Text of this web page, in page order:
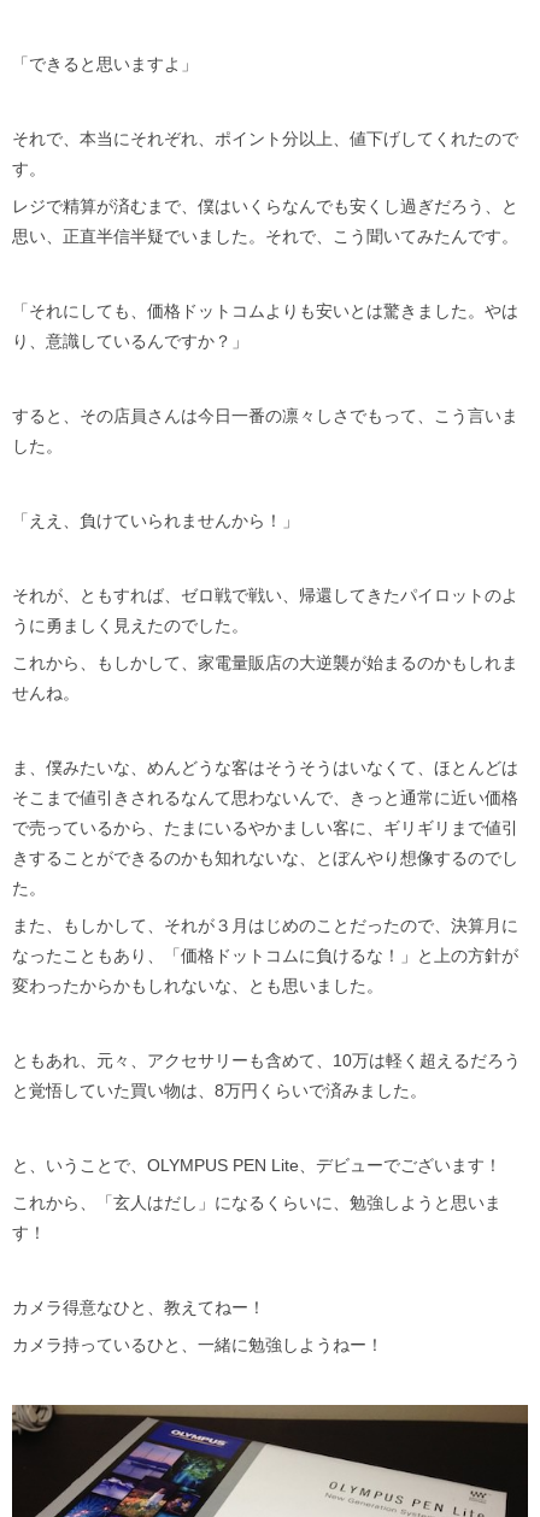
「できると思いますよ」
それで、本当にそれぞれ、ポイント分以上、値下げしてくれたので
す。
レジで精算が済むまで、僕はいくらなんでも安くし過ぎだろう、と
思い、正直半信半疑でいました。それで、こう聞いてみたんです。
「それにしても、価格ドットコムよりも安いとは驚きました。やは
り、意識しているんですか？」
すると、その店員さんは今日一番の凛々しさでもって、こう言いま
した。
「ええ、負けていられませんから！」
それが、ともすれば、ゼロ戦で戦い、帰還してきたパイロットのよ
うに勇ましく見えたのでした。
これから、もしかして、家電量販店の大逆襲が始まるのかもしれま
せんね。
ま、僕みたいな、めんどうな客はそうそうはいなくて、ほとんどは
そこまで値引きされるなんて思わないんで、きっと通常に近い価格
で売っているから、たまにいるやかましい客に、ギリギリまで値引
きすることができるのかも知れないな、とぼんやり想像するのでし
た。
また、もしかして、それが３月はじめのことだったので、決算月に
なったこともあり、「価格ドットコムに負けるな！」と上の方針が
変わったからかもしれないな、とも思いました。
ともあれ、元々、アクセサリーも含めて、10万は軽く超えるだろう
と覚悟していた買い物は、8万円くらいで済みました。
と、いうことで、OLYMPUS PEN Lite、デビューでございます！
これから、「玄人はだし」になるくらいに、勉強しようと思いま
す！
カメラ得意なひと、教えてねー！
カメラ持っているひと、一緒に勉強しようねー！